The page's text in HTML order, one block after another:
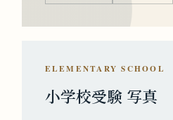
ELEMENTARY SCHOOL
小学校受験 写真